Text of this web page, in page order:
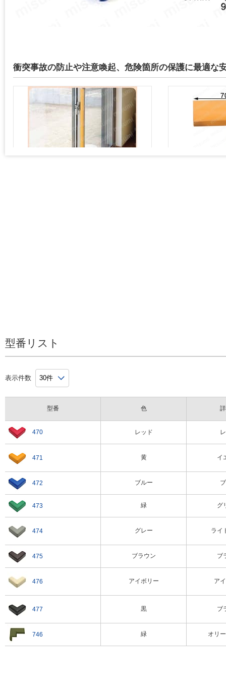
衝突事故の防止や注意喚起、危険箇所の保護に最適な
危険な角をソフトにカバーでき、頭上の危険箇所に最適。
4つのサイズ・9つのカラーバリエーションにより多く
対応（ODのみ2サイズ）
レッド
ライトグレー ブラウン アイボリー
型番リスト
表示件数
型番
470
471
472
473
474
475
476
477
746
色
レッド
黄 イ
ブルー
緑 グ
グレー ライ
ブラウン ブ
アイボリー ア
黒 ブ
緑 オリ